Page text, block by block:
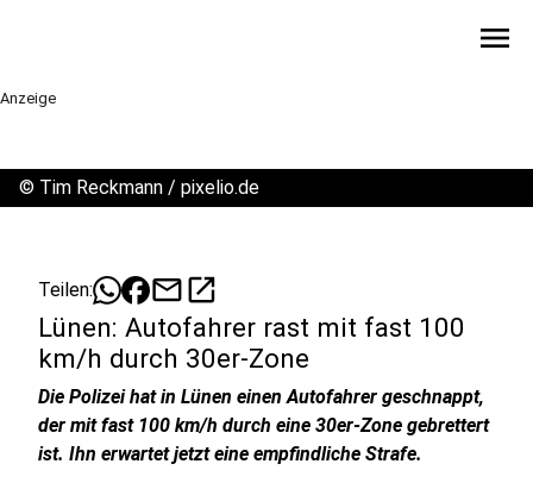
menu
Anzeige
© Tim Reckmann / pixelio.de
Teilen: mailopen_in_new
Lünen: Autofahrer rast mit fast 100
km/h durch 30er-Zone
Die Polizei hat in Lünen einen Autofahrer geschnappt,
der mit fast 100 km/h durch eine 30er-Zone gebrettert
ist. Ihn erwartet jetzt eine empfindliche Strafe.